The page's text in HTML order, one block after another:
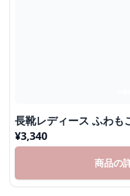
長靴レディース ふわも
¥3,340
商品の